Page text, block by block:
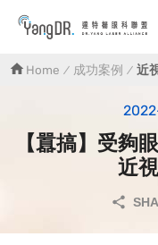
到主要內容
Home 成功案例 近
【囂搞】受夠
近